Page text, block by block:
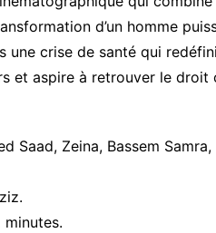
d’un homme
une crise de santé qui
et aspire à retrouver le droit
Saad, Zeina, Bassem